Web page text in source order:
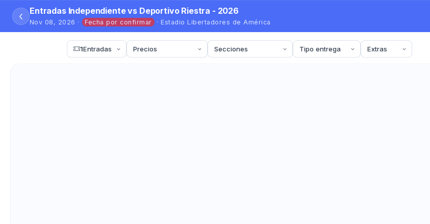
‹ Entradas Independiente vs Deportivo Riestra - 2026
Nov 08, 2026 · Fecha por confirmar · Estadio Libertadores de América
1Entradas